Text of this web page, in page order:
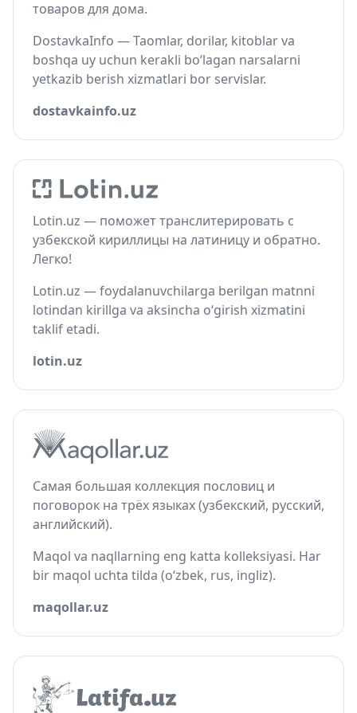
товаров для дома.
DostavkaInfo — Taomlar, dorilar, kitoblar va
boshqa uy uchun kerakli bo‘lagan narsalarni
yetkazib berish xizmatlari bor servislar.
dostavkainfo.uz
Lotin.uz — поможет транслитерировать с
узбекской кириллицы на латиницу и обратно.
Легко!
Lotin.uz — foydalanuvchilarga berilgan matnni
lotindan kirillga va aksincha o‘girish xizmatini
taklif etadi.
lotin.uz
Самая большая коллекция пословиц и
поговорок на трёх языках (узбекский, русский,
английский).
Maqol va naqllarning eng katta kolleksiyasi. Har
bir maqol uchta tilda (o‘zbek, rus, ingliz).
maqollar.uz